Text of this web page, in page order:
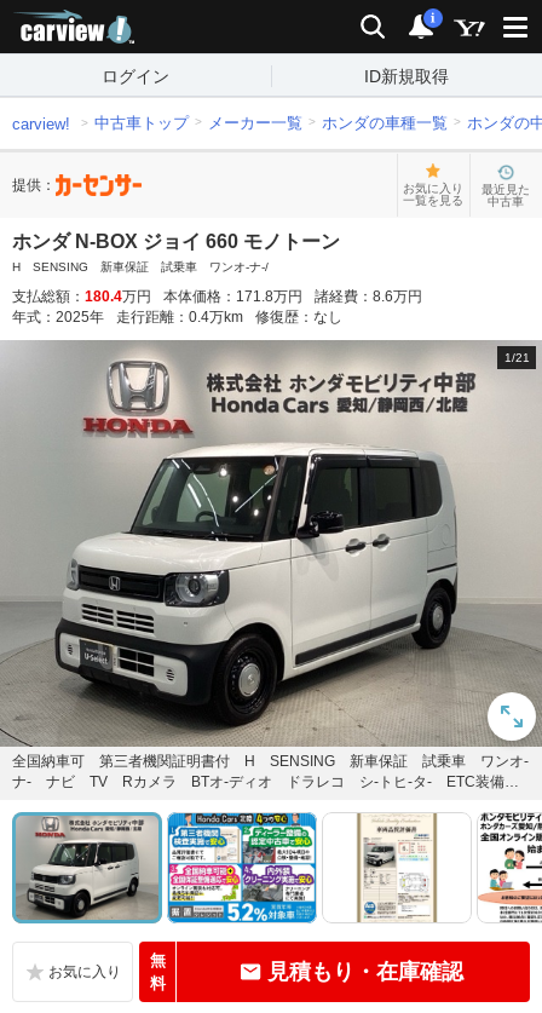
検索 通知
i
ログイン ID新規取得
carview! 中古車トップ メーカー一覧 ホンダの車種一覧 ホンダの
提供：
お気に入り
一覧を見る
最近見た
中古車
ホンダ N-BOX ジョイ 660 モノトーン
H SENSING 新車保証 試乗車 ワンオ-ナ-/
支払総額： 180.4万円 本体価格： 171.8万円 諸経費： 8.6万円
年式： 2025年 走行距離： 0.4万km 修復歴： なし
1/21
全国納車可 第三者機関証明書付 H SENSING 新車保証 試乗車 ワンオ-
ナ- ナビ TV Rカメラ BTオ-ディオ ドラレコ シ-トヒ-タ- ETC装備のN
無
料
見積もり・在庫確認